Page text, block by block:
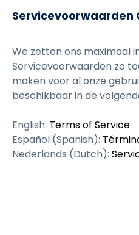
Servicevoorwaarden
We zetten ons maximaal
Servicevoorwaarden zo
maken voor al onze
beschikbaar in de
English: Terms of Service
Español (Spanish):
Nederlands (Dutch):